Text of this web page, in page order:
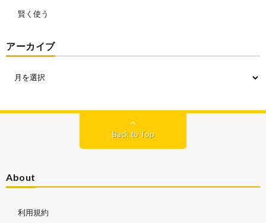
賢く使う
アーカイブ
Back to Top
About
利用規約